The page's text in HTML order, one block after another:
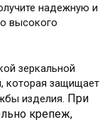
надежную и
высокого
зеркальной
которая защищает
изделия. При
крепеж,